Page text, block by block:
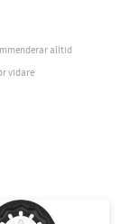
alltid
vidare